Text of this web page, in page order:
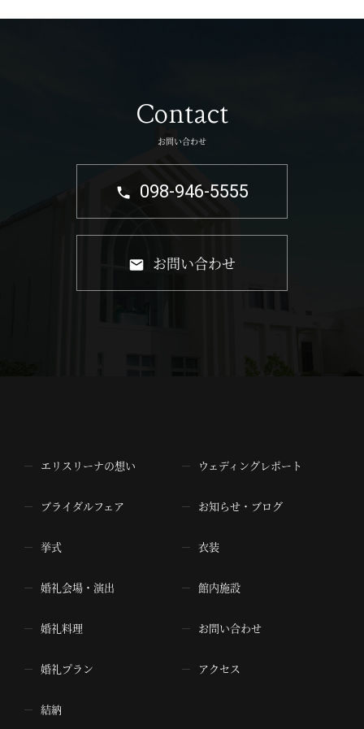
Contact
お問い合わせ
098-946-5555
お問い合わせ
エリスリーナの想い
ブライダルフェア
挙式
婚礼会場・演出
婚礼料理
婚礼プラン
結納
ウェディングレポート
お知らせ・ブログ
衣装
館内施設
お問い合わせ
アクセス